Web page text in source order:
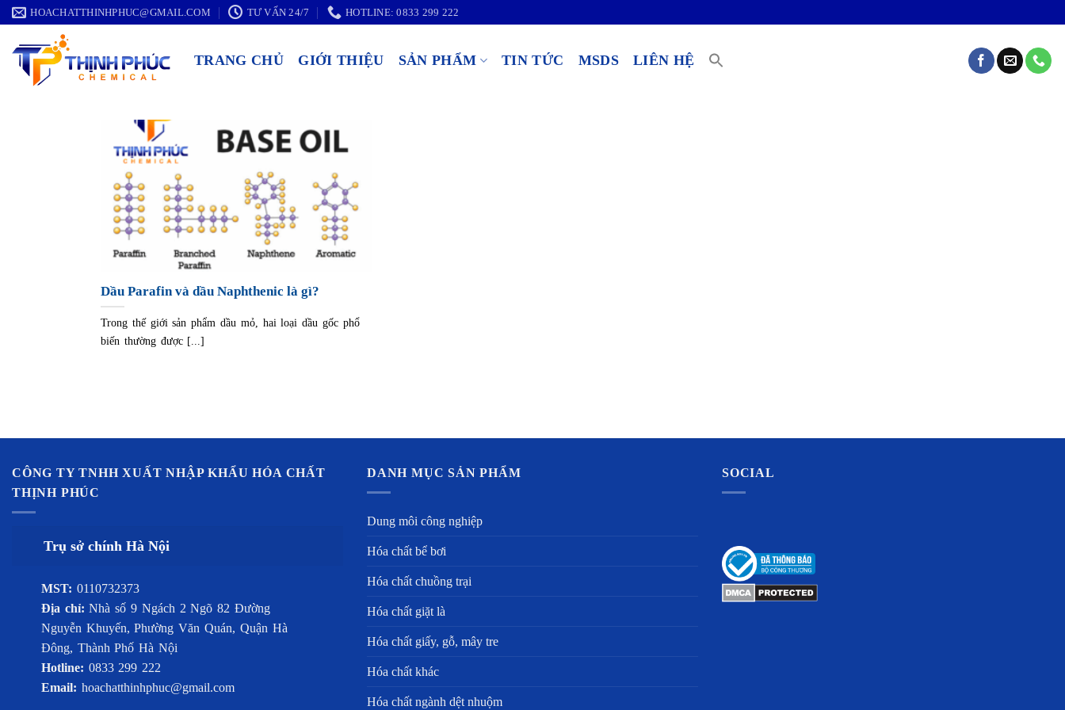
Chuyển
đến
nội
dung
HOACHATTHINHPHUC@GMAIL.COM TƯ VẤN 24/7 HOTLINE: 0833 299 222
TRANG CHỦ GIỚI THIỆU SẢN PHẨM TIN TỨC MSDS LIÊN HỆ
Dầu Parafin và dầu Naphthenic là gì?
Trong thế giới sản phẩm dầu mỏ, hai loại dầu gốc phổ
biến thường được [...]
CÔNG TY TNHH XUẤT NHẬP KHẨU HÓA CHẤT
THỊNH PHÚC
Trụ sở chính Hà Nội
MST: 0110732373
Địa chỉ:Nhà số 9 Ngách 2 Ngõ 82 Đường
Nguyễn Khuyến, Phường Văn Quán, Quận Hà
Đông, Thành Phố Hà Nội
Hotline: 0833 299 222
Email: hoachatthinhphuc@gmail.com
DANH MỤC SẢN PHẨM
Dung môi công nghiệp
Hóa chất bể bơi
Hóa chất chuồng trại
Hóa chất giặt là
Hóa chất giấy, gỗ, mây tre
Hóa chất khác
Hóa chất ngành dệt nhuộm
SOCIAL